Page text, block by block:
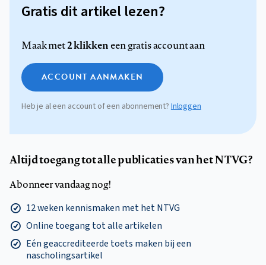
Gratis dit artikel lezen?
Maak met2 klikkeneen gratis account aan
ACCOUNT AANMAKEN
Heb je al een account of een abonnement? Inloggen
Altijd toegang tot alle publicaties van het NTVG?
Abonneer vandaag nog!
12 weken kennismaken met het NTVG
Online toegang tot alle artikelen
Eén geaccrediteerde toets maken bij een
nascholingsartikel